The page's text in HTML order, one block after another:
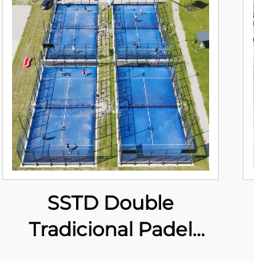
SSTD Double
Tradicional Padel